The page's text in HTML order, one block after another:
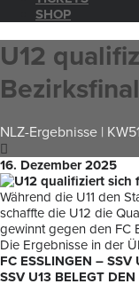
SHOP
U12
NLZ-Ergebnisse | KW51
16. Dezember 2025
Während die U11 den
schaffte die U12 die
gewinnt gegen den FC
Die Ergebnisse in der
FC ESSLINGEN – SSV
SSV U13 BELEGT